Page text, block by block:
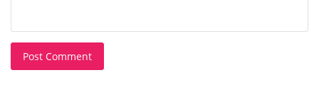
Post Comment